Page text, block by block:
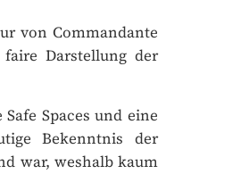
von Commandante
Darstellung der
Spaces und eine
Bekenntnis der
weshalb kaum